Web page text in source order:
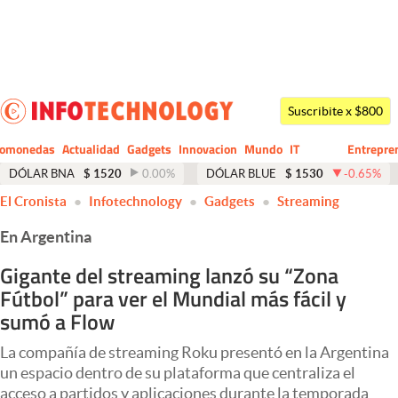
Dólar
Economía y Política
Finanzas y Mercados
Mercados Online
Negocios
Columnistas
Apertura
Suscribite x $800
Actualidad Gadgets Innovacion Mundo
CIO
IT
Business
DÓLAR BNA $ 1520 0.00% DÓLAR BLUE $ 1530 -0.65%
El Cronista Infotechnology Gadgets Streaming
En Argentina
Gigante del streaming lanzó su “Zona
Fútbol” para ver el Mundial más fácil y
sumó a Flow
La compañía de streaming Roku presentó en la Argentina
un espacio dentro de su plataforma que centraliza el
acceso a partidos y aplicaciones durante la temporada